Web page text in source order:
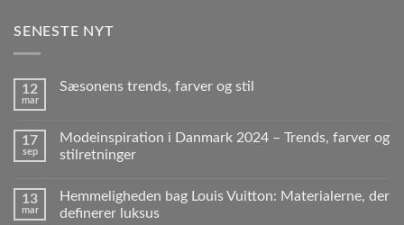
SENESTE NYT
12
mar
Sæsonens trends, farver og stil
17
sep
Modeinspiration i Danmark 2024 – Trends, farver og
stilretninger
13
mar
Hemmeligheden bag Louis Vuitton: Materialerne, der
definerer luksus